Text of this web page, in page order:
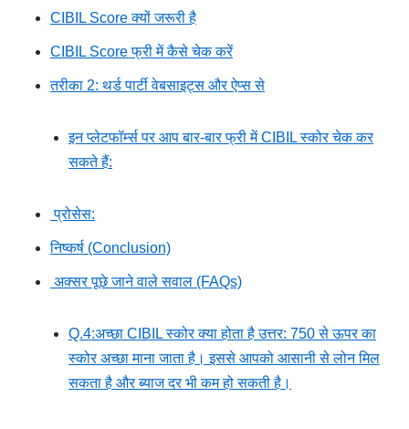
CIBIL Score क्यों जरूरी है
CIBIL Score फ्री में कैसे चेक करें
तरीका 2: थर्ड पार्टी वेबसाइट्स और ऐप्स से
इन प्लेटफॉर्म्स पर आप बार-बार फ्री में CIBIL स्कोर चेक कर
सकते हैं:
प्रोसेस:
निष्कर्ष (Conclusion)
अक्सर पूछे जाने वाले सवाल (FAQs)
Q.4:अच्छा CIBIL स्कोर क्या होता है उत्तर: 750 से ऊपर का
स्कोर अच्छा माना जाता है। इससे आपको आसानी से लोन मिल
सकता है और ब्याज दर भी कम हो सकती है।